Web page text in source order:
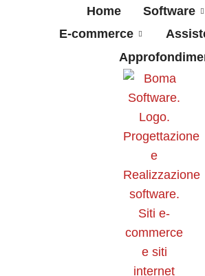
Home Software
E-commerce